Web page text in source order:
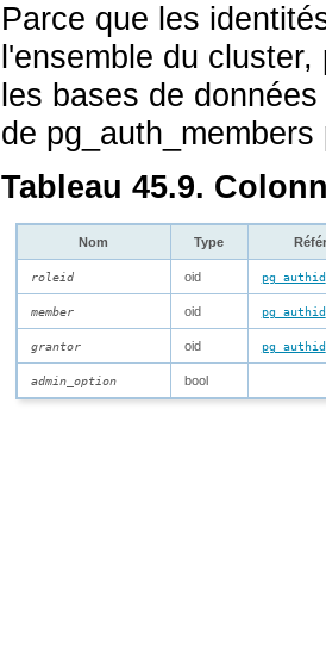
Parce que les
l'ensemble du cluster,
les bases de
de pg_auth_members
Tableau 45.9.
Nom Type
roleid oid pg_authid
member oid pg_authid
grantor oid pg_authid
admin_option bool